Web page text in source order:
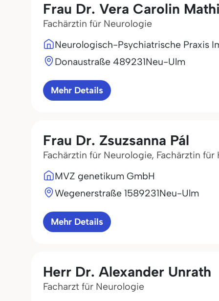
Frau Dr. Vera Carolin
Fachärztin für Neurologie
Neurologisch-Psychiatrische Praxis
Donaustraße 489231Neu-Ulm
Mehr Details
Frau Dr. Zsuzsanna Pál
Fachärztin für Neurologie, Fachärztin
MVZ genetikum GmbH
Wegenerstraße 1589231Neu-Ulm
Mehr Details
Herr Dr. Alexander Unrath
Facharzt für Neurologie